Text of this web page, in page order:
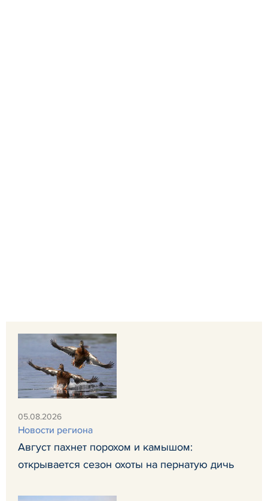
05.08.2026
Новости региона
Август пахнет порохом и камышом:
открывается сезон охоты на пернатую дичь